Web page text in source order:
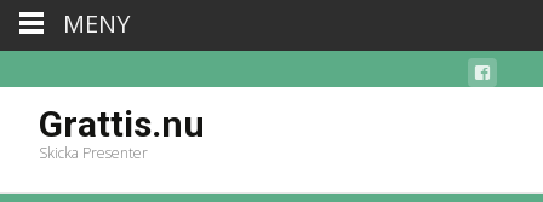
Grattis.nu
Skicka Presenter
MENY